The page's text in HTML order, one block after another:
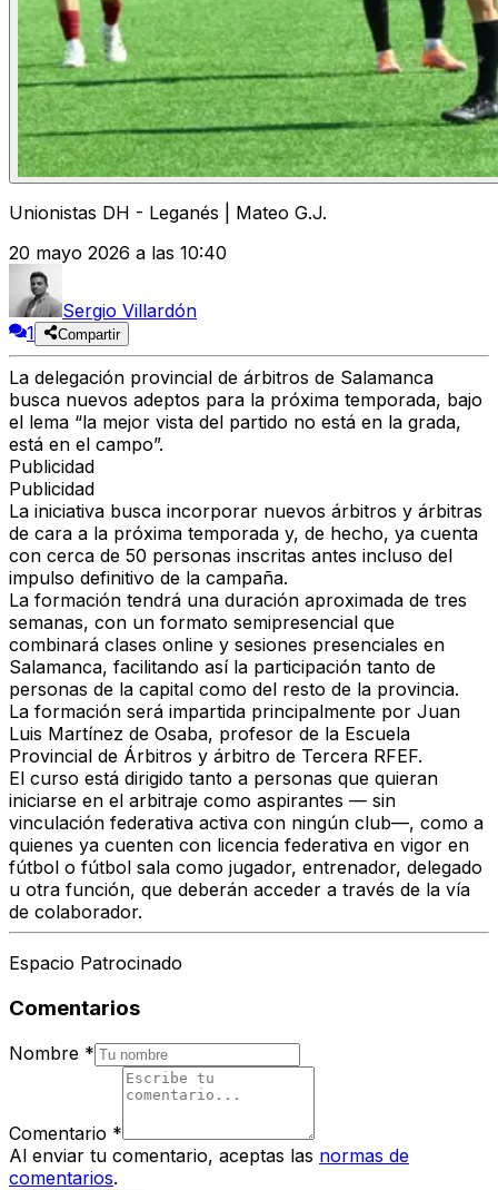
Unionistas DH - Leganés | Mateo G.J.
20 mayo 2026 a las 10:40
Sergio Villardón
1
Compartir
La delegación provincial de árbitros de Salamanca
busca nuevos adeptos para la próxima temporada, bajo
el lema “la mejor vista del partido no está en la grada,
está en el campo”.
Publicidad
Publicidad
La iniciativa busca incorporar nuevos árbitros y árbitras
de cara a la próxima temporada y, de hecho, ya cuenta
con cerca de 50 personas inscritas antes incluso del
impulso definitivo de la campaña.
La formación tendrá una duración aproximada de tres
semanas, con un formato semipresencial que
combinará clases online y sesiones presenciales en
Salamanca, facilitando así la participación tanto de
personas de la capital como del resto de la provincia.
La formación será impartida principalmente por Juan
Luis Martínez de Osaba, profesor de la Escuela
Provincial de Árbitros y árbitro de Tercera RFEF.
El curso está dirigido tanto a personas que quieran
iniciarse en el arbitraje como aspirantes — sin
vinculación federativa activa con ningún club—, como a
quienes ya cuenten con licencia federativa en vigor en
fútbol o fútbol sala como jugador, entrenador, delegado
u otra función, que deberán acceder a través de la vía
de colaborador.
Espacio Patrocinado
Comentarios
Nombre *
Comentario *
Al enviar tu comentario, aceptas las normas de
comentarios.